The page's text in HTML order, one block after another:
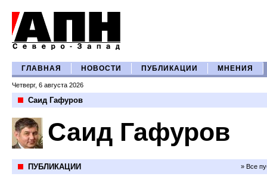
ГЛАВНАЯ НОВОСТИ ПУБЛИКАЦИИ МНЕНИЯ
Четверг, 6 августа 2026
Саид Гафуров
Саид Гафуров
ПУБЛИКАЦИИ » Все